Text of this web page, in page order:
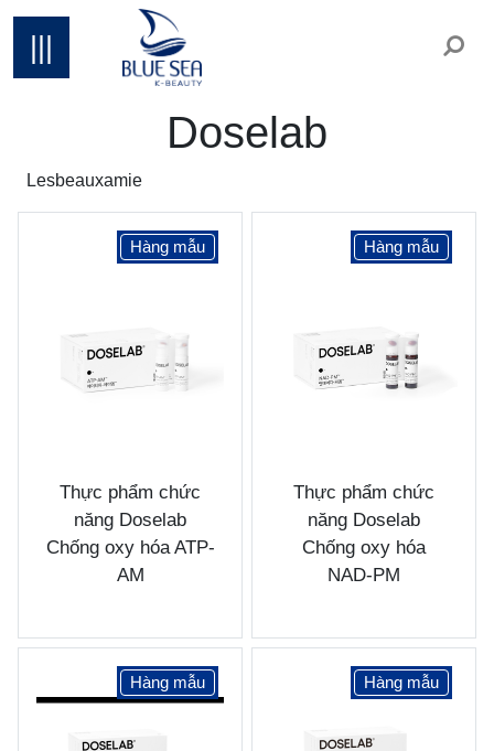
Doselab
Lesbeauxamie
Hàng mẫu
Thực phẩm chức
năng Doselab
Chống oxy hóa ATP-
AM
Hàng mẫu
Thực phẩm chức
năng Doselab
Chống oxy hóa
NAD-PM
Hàng mẫu Hàng mẫu